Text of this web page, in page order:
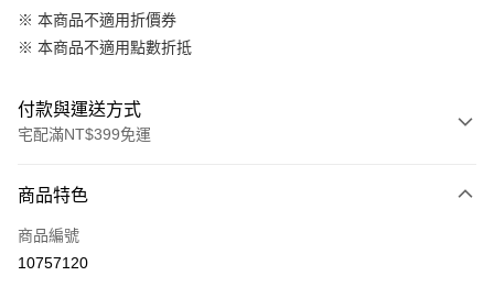
※ 本商品不適用折價券
※ 本商品不適用點數折抵
付款與運送方式
宅配滿NT$399免運
信用卡一次付款
信用卡分期付款
商品特色
商品編號
10757120